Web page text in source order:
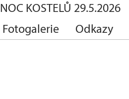
NOC KOSTELŮ 29.5.2026
Fotogalerie Odkazy